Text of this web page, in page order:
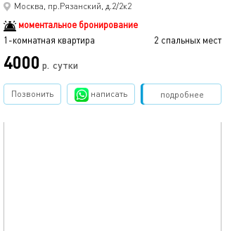
Москва, пр.Рязанский, д.2/2к2
моментальное бронирование
1-комнатная квартира
2 спальных мест
4000 р. сутки
подробнее
Позвонить написать Забронировать